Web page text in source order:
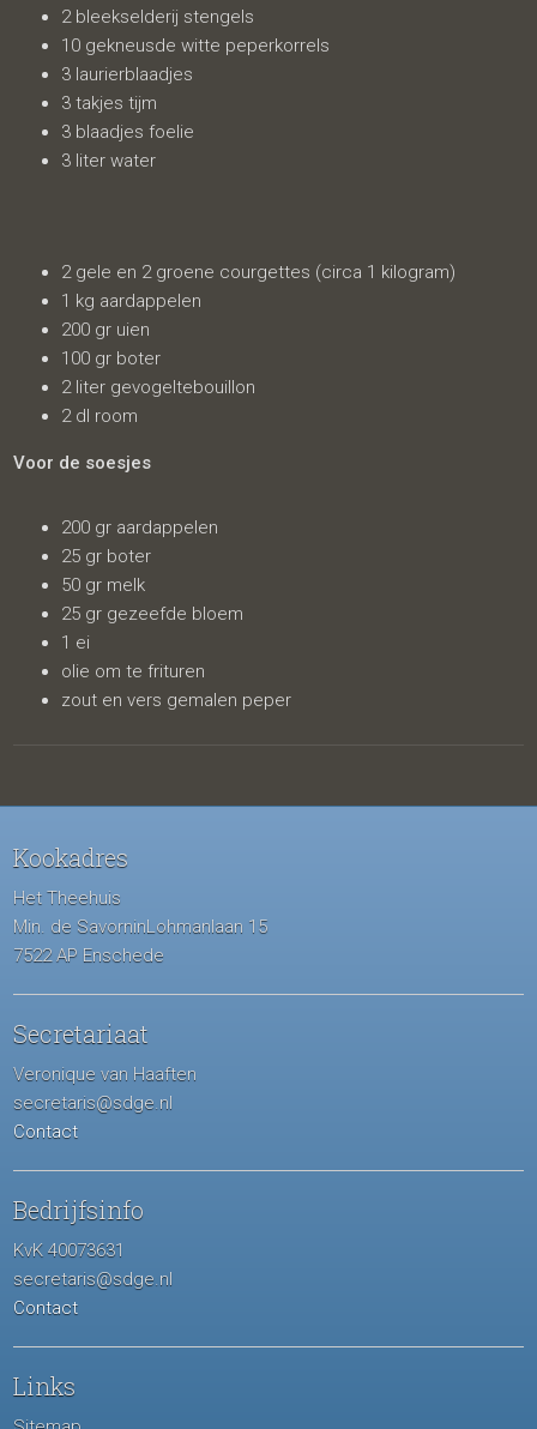
2 bleekselderij stengels
10 gekneusde witte peperkorrels
3 laurierblaadjes
3 takjes tijm
3 blaadjes foelie
3 liter water
2 gele en 2 groene courgettes (circa 1 kilogram)
1 kg aardappelen
200 gr uien
100 gr boter
2 liter gevogeltebouillon
2 dl room
Voor de soesjes
200 gr aardappelen
25 gr boter
50 gr melk
25 gr gezeefde bloem
1 ei
olie om te frituren
zout en vers gemalen peper
Kookadres
Het Theehuis
Min. de SavorninLohmanlaan 15
7522 AP Enschede
Secretariaat
Veronique van Haaften
secretaris@sdge.nl
Contact
Bedrijfsinfo
KvK 40073631
secretaris@sdge.nl
Contact
Links